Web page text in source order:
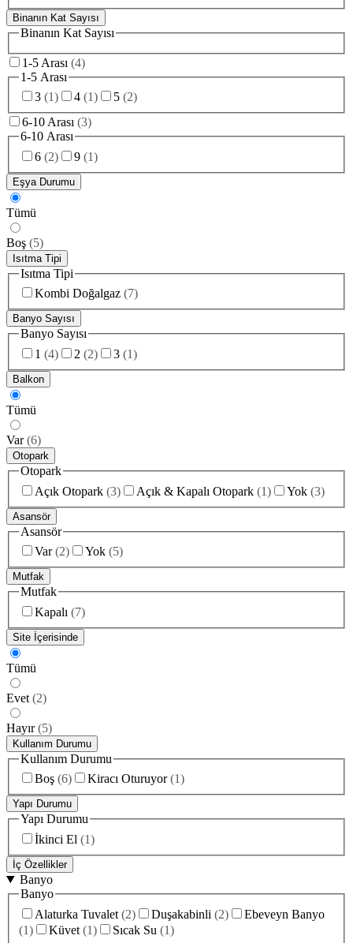
Binanın Kat Sayısı
Binanın Kat Sayısı
1-5 Arası (4)
1-5 Arası
3 (1) 4 (1) 5 (2)
6-10 Arası (3)
6-10 Arası
6 (2) 9 (1)
Eşya Durumu
Tümü
Boş (5)
Isıtma Tipi
Isıtma Tipi
Kombi Doğalgaz (7)
Banyo Sayısı
Banyo Sayısı
1 (4) 2 (2) 3 (1)
Balkon
Tümü
Var (6)
Otopark
Otopark
Açık Otopark (3) Açık & Kapalı Otopark (1) Yok (3)
Asansör
Asansör
Var (2) Yok (5)
Mutfak
Mutfak
Kapalı (7)
Site İçerisinde
Tümü
Evet (2)
Hayır (5)
Kullanım Durumu
Kullanım Durumu
Boş (6) Kiracı Oturuyor (1)
Yapı Durumu
Yapı Durumu
İkinci El (1)
İç Özellikler
Banyo
Banyo
Alaturka Tuvalet (2) Duşakabinli (2)
Ebeveyn Banyo
(1) Küvet (1) Sıcak Su (1)